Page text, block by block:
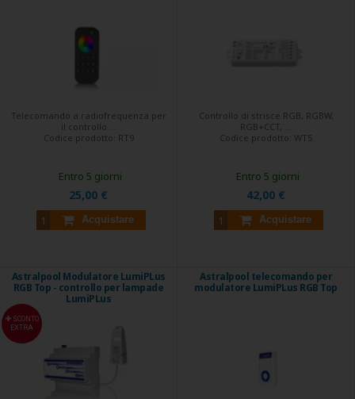
Telecomando a radiofrequenza per
il controllo ...
Codice prodotto: RT9
25,00 €
Acquistare
Entro 5 giorni
Controllo di strisce RGB, RGBW,
RGB+CCT, ...
Codice prodotto: WT5
42,00 €
Acquistare
Entro 5 giorni
Astralpool Modulatore LumiPLus
RGB Top - controllo per lampade
LumiPLus
SCONTO
EXTRA
Astralpool telecomando per
modulatore LumiPLus RGB Top